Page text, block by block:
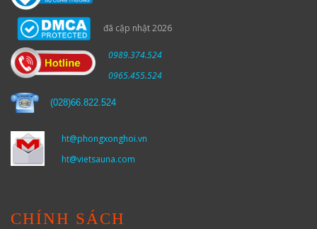
đã cập nhật 2026
0989.374.524
0965.455.524
(028)66.822.524
ht@phongxonghoi.vn
ht@vietsauna.com
CHÍNH SÁCH